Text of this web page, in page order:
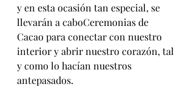
y en esta ocasión tan especial, se
llevarán a caboCeremonias de
Cacao para conectar con nuestro
interior y abrir nuestro corazón, tal
y como lo hacían nuestros
antepasados.